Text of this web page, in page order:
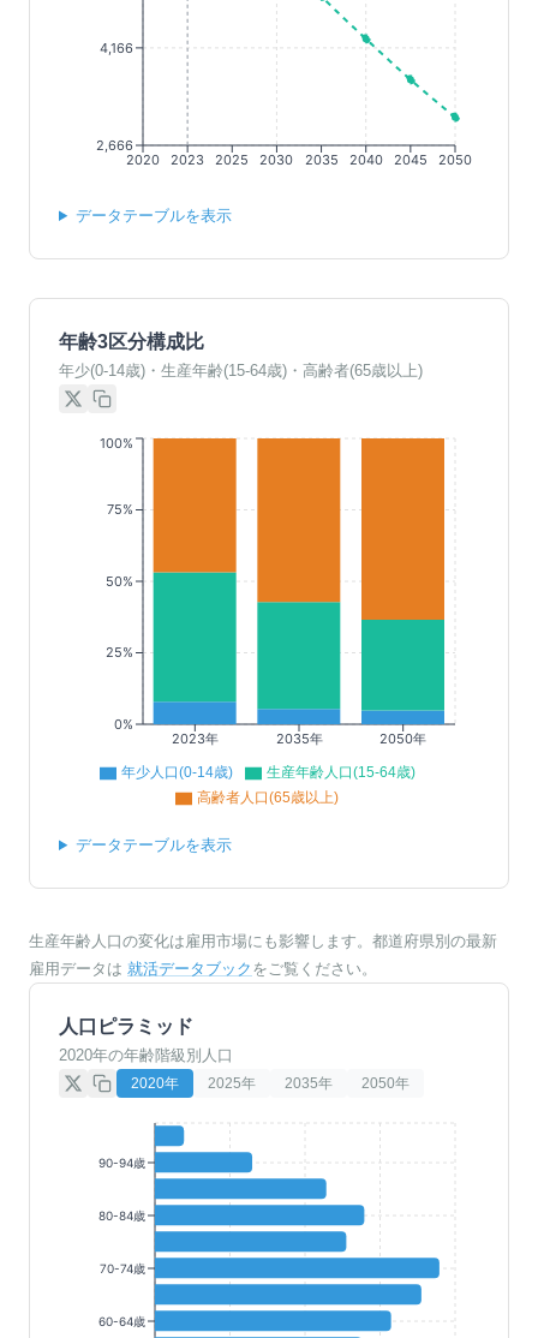
2020 2023 2025 2030 2035 2040 2045 2050
2,666
4,166
データテーブルを表示
年齢3区分構成比
年少(0-14歳)・生産年齢(15-64歳)・高齢者(65歳以上)
2023年 2035年 2050年
0%
25%
50%
75%
100%
年少人口(0-14歳)
生産年齢人口(15-64歳)
高齢者人口(65歳以上)
データテーブルを表示
生産年齢人口の変化は雇用市場にも影響します。都道府県別の最新
雇用データは 就活データブック をご覧ください。
人口ピラミッド
2020年の年齢階級別人口
2020年 2025年 2035年 2050年
90-94歳
80-84歳
70-74歳
60-64歳